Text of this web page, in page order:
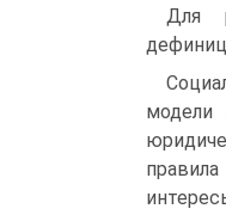
Для
модели